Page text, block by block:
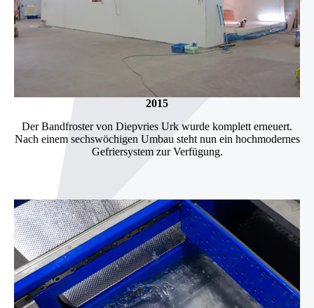
2015
Der Bandfroster von Diepvries Urk wurde komplett erneuert.
Nach einem sechswöchigen Umbau steht nun ein hochmodernes
Gefriersystem zur Verfügung.